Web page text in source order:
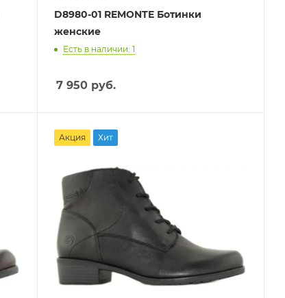
D8980-01 REMONTE Ботинки
женские
Есть в наличии: 1
7 950руб.
Акция Хит